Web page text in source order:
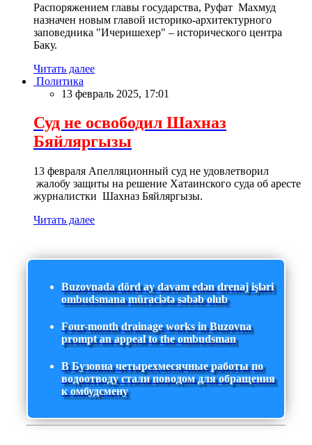
Распоряжением главы государства, Руфат Махмуд
назначен новым главой историко-архитектурного
заповедника "Ичеришехер" – исторического центра
Баку.
Читать далее
Политика
13 февраль 2025, 17:01
Суд не освободил Шахназ
Бяйляргызы
13 февраля Апелляционный суд не удовлетворил
жалобу защиты на решение Хатаинского суда об аресте
журналистки Шахназ Бяйляргызы.
Читать далее
Buzovnada dörd ay davam edən drenaj işləri
ombudsmana müraciətə səbəb olub
Four-month drainage works in Buzovna
prompt an appeal to the ombudsman
В Бузовна четырехмесячные работы по
водоотводу стали поводом для обращения
к омбудсмену